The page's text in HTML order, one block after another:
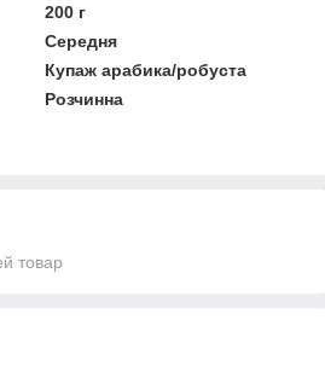
200 г
Середня
Купаж арабика/робуста
Розчинна
товар